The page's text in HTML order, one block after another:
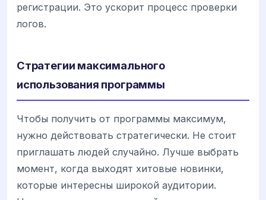
регистрации. Это ускорит процесс проверки
логов.
Стратегии максимального
использования программы
Чтобы получить от программы максимум,
нужно действовать стратегически. Не стоит
приглашать людей случайно. Лучше выбрать
момент, когда выходят хитовые новинки,
которые интересны широкой аудитории.